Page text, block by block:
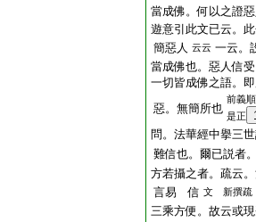
當成佛。何以之證
遊意引此文已云。
簡惡人 云云 一云。
當成佛也。惡人信
一切皆成佛之語。
惡。無簡所也
前義
是正
問。法華經中擧三
難信也。爾已説者
方若攝之者。疏云
言易 信 文 新撰疏
三乘方便。故云或